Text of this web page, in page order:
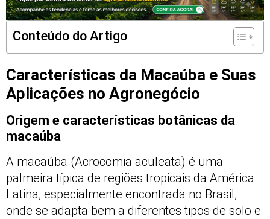
Conteúdo do Artigo
Características da Macaúba e Suas
Aplicações no Agronegócio
Origem e características botânicas da
macaúba
A macaúba (Acrocomia aculeata) é uma
palmeira típica de regiões tropicais da América
Latina, especialmente encontrada no Brasil,
onde se adapta bem a diferentes tipos de solo e